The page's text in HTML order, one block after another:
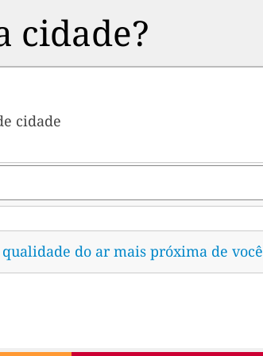
cidade?
cidade
do ar mais próxima de você